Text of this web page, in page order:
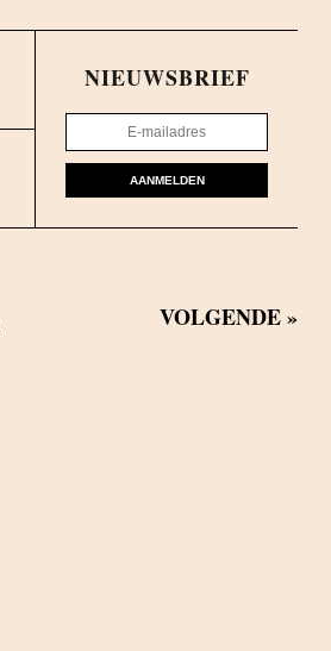
NIEUWSBRIEF
AANMELDEN
VOLGENDE»